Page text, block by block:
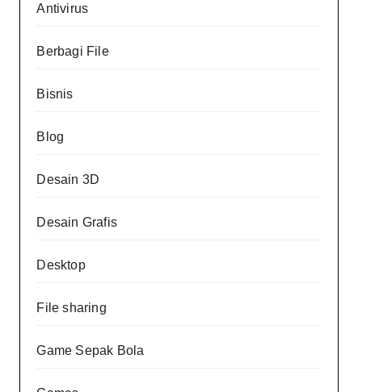
Antivirus
Berbagi File
Bisnis
Blog
Desain 3D
Desain Grafis
Desktop
File sharing
Game Sepak Bola